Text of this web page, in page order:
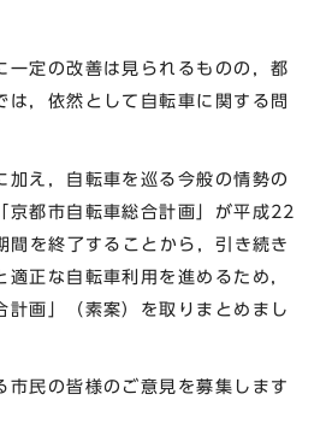
定の改善は見られるものの，都
は，依然として自転車に関する問
え，自転車を巡る今般の情勢の
京都市自転車総合計画」が平成22
を終了することから，引き続き
正な自転車利用を進めるため，
計画」（素案）を取りまとめまし
民の皆様のご意見を募集します